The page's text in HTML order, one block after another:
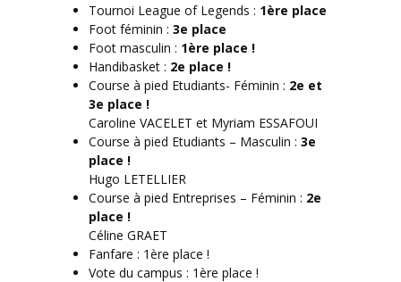
Tournoi League of Legends : 1ère place
Foot féminin : 3e place
Foot masculin : 1ère place !
Handibasket : 2e place !
Course à pied Etudiants- Féminin : 2e et
3e place !
Caroline VACELET et Myriam ESSAFOUI
Course à pied Etudiants – Masculin : 3e
place !
Hugo LETELLIER
Course à pied Entreprises – Féminin : 2e
place !
Céline GRAET
Fanfare : 1ère place !
Vote du campus : 1ère place !